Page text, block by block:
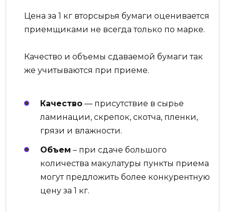
Цена за 1 кг вторсырья бумаги оценивается
приемщиками не всегда только по марке.
Качество и объемы сдаваемой бумаги так
же учитываются при приеме.
Качество — присутствие в сырье
ламинации, скрепок, скотча, пленки,
грязи и влажности.
Объем – при сдаче большого
количества макулатуры пункты приема
могут предложить более конкурентную
цену за 1 кг.